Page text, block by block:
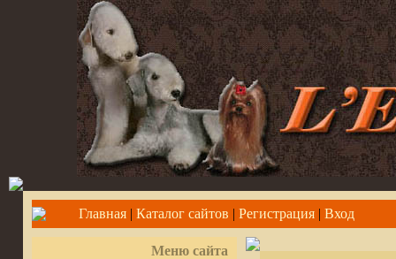
Главная| Каталог сайтов | Регистрация| Вход
Меню сайта